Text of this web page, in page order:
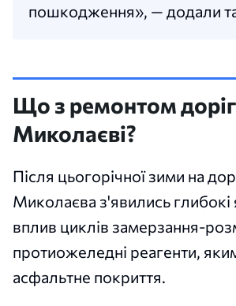
пошкодження», — додали
Що з ремонтом
Миколаєві?
Після цьогорічної зими на
Миколаєва з'явились глибокі
вплив циклів замерзання-
протиожеледні реагенти,
асфальтне покриття.